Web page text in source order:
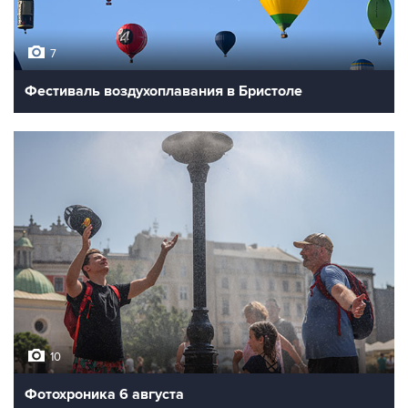
7
Фестиваль воздухоплавания в Бристоле
10
Фотохроника 6 августа